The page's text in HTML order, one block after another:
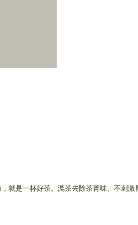
是一杯好茶。漉茶去除茶菁味、不刺